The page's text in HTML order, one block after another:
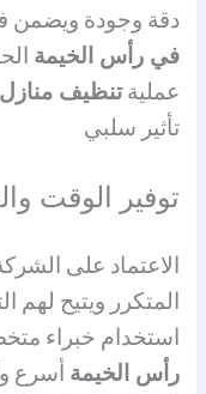
دقة وجودة ويضمن
في رأس الخيمة
عمليةتنظيف
تأثير سلبي
توفير الوقت
الاعتماد على
المتكرر ويتيح لهم
استخدام خبراء
رأس الخيمة أسرع